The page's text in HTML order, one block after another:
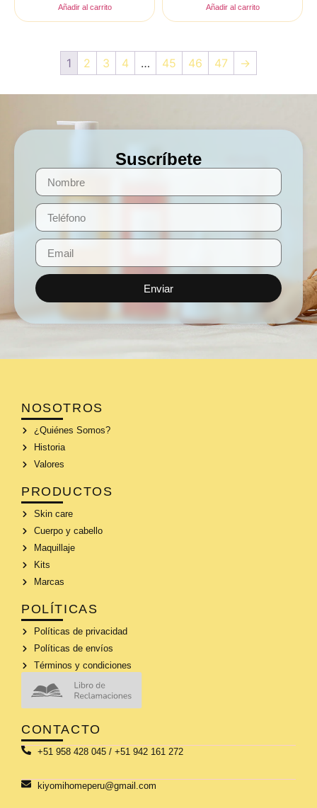
Añadir al carrito Añadir al carrito
1 2 3 4 … 45 46 47 →
Suscríbete
Enviar
NOSOTROS
¿Quiénes Somos?
Historia
Valores
PRODUCTOS
Skin care
Cuerpo y cabello
Maquillaje
Kits
Marcas
POLÍTICAS
Políticas de privacidad
Políticas de envíos
Términos y condiciones
CONTACTO
+51 958 428 045 / +51 942 161 272
kiyomihomeperu@gmail.com